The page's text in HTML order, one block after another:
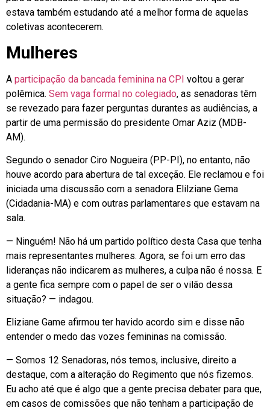
estava também estudando até a melhor forma de aquelas
coletivas acontecerem.
Mulheres
A participação da bancada feminina na CPI voltou a gerar
polêmica. Sem vaga formal no colegiado, as senadoras têm
se revezado para fazer perguntas durantes as audiências, a
partir de uma permissão do presidente Omar Aziz (MDB-
AM).
Segundo o senador Ciro Nogueira (PP-PI), no entanto, não
houve acordo para abertura de tal exceção. Ele reclamou e foi
iniciada uma discussão com a senadora Elilziane Gema
(Cidadania-MA) e com outras parlamentares que estavam na
sala.
— Ninguém! Não há um partido político desta Casa que tenha
mais representantes mulheres. Agora, se foi um erro das
lideranças não indicarem as mulheres, a culpa não é nossa. E
a gente fica sempre com o papel de ser o vilão dessa
situação? — indagou.
Eliziane Game afirmou ter havido acordo sim e disse não
entender o medo das vozes femininas na comissão.
— Somos 12 Senadoras, nós temos, inclusive, direito a
destaque, com a alteração do Regimento que nós fizemos.
Eu acho até que é algo que a gente precisa debater para que,
em casos de comissões que não tenham a participação de